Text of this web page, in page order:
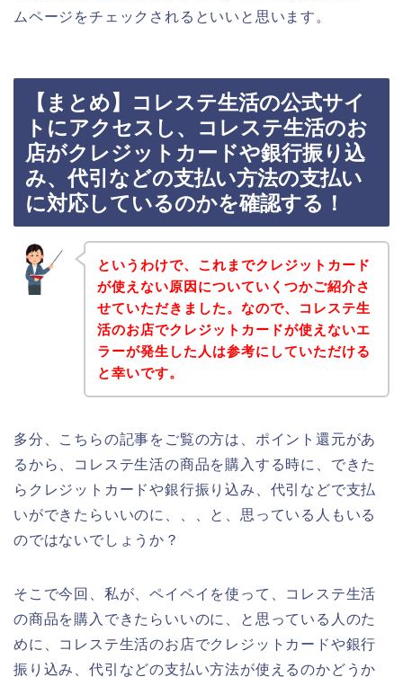
ムページをチェックされるといいと思います。
【まとめ】コレステ生活の公式サイ
トにアクセスし、コレステ生活のお
店がクレジットカードや銀行振り込
み、代引などの支払い方法の支払い
に対応しているのかを確認する！
というわけで、これまでクレジットカード
が使えない原因についていくつかご紹介さ
せていただきました。なので、コレステ生
活のお店でクレジットカードが使えないエ
ラーが発生した人は参考にしていただける
と幸いです。
多分、こちらの記事をご覧の方は、ポイント還元があ
るから、コレステ生活の商品を購入する時に、できた
らクレジットカードや銀行振り込み、代引などで支払
いができたらいいのに、、、と、思っている人もいる
のではないでしょうか？
そこで今回、私が、ペイペイを使って、コレステ生活
の商品を購入できたらいいのに、と思っている人のた
めに、コレステ生活のお店でクレジットカードや銀行
振り込み、代引などの支払い方法が使えるのかどうか